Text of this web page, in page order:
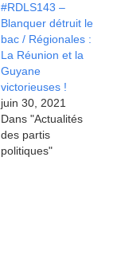
#RDLS143 –
Blanquer détruit le
bac / Régionales :
La Réunion et la
Guyane
victorieuses !
juin 30, 2021
Dans "Actualités
des partis
politiques"